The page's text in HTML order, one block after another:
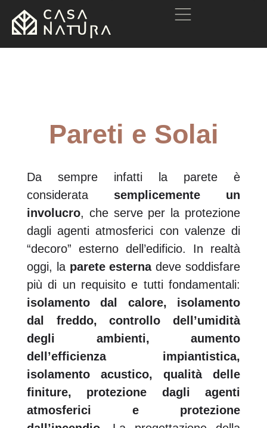
Pareti e Solai
Da sempre infatti la parete è
considerata semplicemente un
involucro, che serve per la protezione
dagli agenti atmosferici con valenze di
“decoro” esterno dell’edificio. In realtà
oggi, la parete esternadeve soddisfare
più di un requisito e tutti fondamentali:
isolamento dal calore, isolamento
dal freddo, controllo dell’umidità
degli ambienti, aumento
dell’efficienza impiantistica,
isolamento acustico, qualità delle
finiture, protezione dagli agenti
atmosferici e protezione